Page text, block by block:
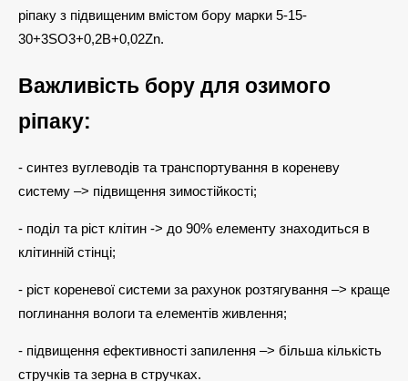
ріпаку з підвищеним вмістом бору марки 5-15-
30+3SO3+0,2B+0,02Zn.
Важливість бору для озимого
ріпаку:
- синтез вуглеводів та транспортування в кореневу
систему –> підвищення зимостійкості;
- поділ та ріст клітин -> до 90% елементу знаходиться в
клітинній стінці;
- ріст кореневої системи за рахунок розтягування –> краще
поглинання вологи та елементів живлення;
- підвищення ефективності запилення –> більша кількість
стручків та зерна в стручках.